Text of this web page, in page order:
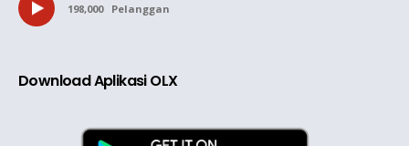
198,000 Pelanggan
Download Aplikasi OLX